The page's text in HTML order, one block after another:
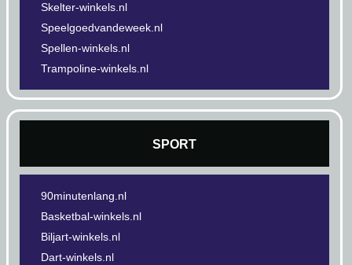
Skelter-winkels.nl
Speelgoedvandeweek.nl
Spellen-winkels.nl
Trampoline-winkels.nl
SPORT
90minutenlang.nl
Basketbal-winkels.nl
Biljart-winkels.nl
Dart-winkels.nl